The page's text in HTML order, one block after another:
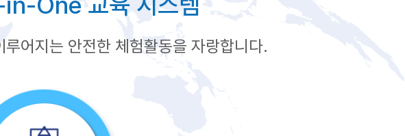
어지는 안전한 체험활동을 자랑합니다.